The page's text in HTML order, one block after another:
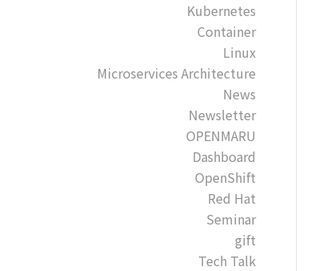
Kubernetes
Container
Linux
Microservices Architecture
News
Newsletter
OPENMARU
Dashboard
OpenShift
Red Hat
Seminar
gift
Tech Talk